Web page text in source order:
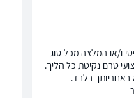
ו/או המלצה מכל סוג
טרם נקיטת כל הליך.
באחריותך בלבד.